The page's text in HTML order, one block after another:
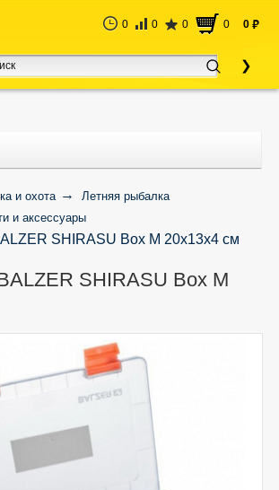
0 0 0 0 0 руб
и охота
Летняя рыбалка
и аксессуары
SHIRASU Box M 20х13х4 см
SHIRASU Box M